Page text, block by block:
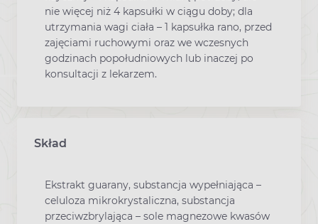
nie więcej niż 4 kapsułki w ciągu doby; dla
utrzymania wagi ciała – 1 kapsułka rano, przed
zajęciami ruchowymi oraz we wczesnych
godzinach popołudniowych lub inaczej po
konsultacji z lekarzem.
Skład
Ekstrakt guarany, substancja wypełniająca –
celuloza mikrokrystaliczna, substancja
przeciwzbrylająca – sole magnezowe kwasów